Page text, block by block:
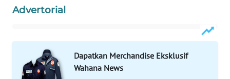
Advertorial
Dapatkan Merchandise Eksklusif
Wahana News
WAHANA
WAHANA
DESA
WISATA